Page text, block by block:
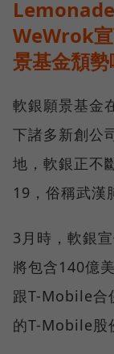
Lemonade
WeWrok
景基金頹勢
軟銀願景基金
下諸多新創公
地，軟銀正不
19，俗稱武漢
3月時，軟銀
將包含140億
跟T-Mobile合
的T-Mobile股